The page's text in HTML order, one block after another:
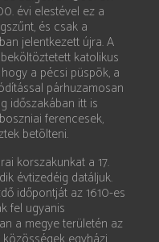
évi elestével ez a
és csak a
jelentkezett újra. A
katolikus
a pécsi püspök, a
párhuzamosan
időszakában itt is
ferencesek,
betölteni.
korszakunkat a 17.
évtizedéig datáljuk.
időpontját az 1610-es
fel ugyanis
a megye területén az